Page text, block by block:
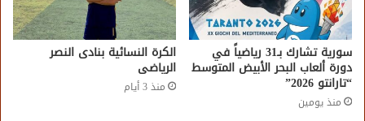
سورية تشارك بـ31 رياضياً في
دورة ألعاب البحر الأبيض المتوسط
“تارانتو 2026”
منذ يومين
الكرة النسائية بنادى النصر
الرياضى
منذ 3 أيام